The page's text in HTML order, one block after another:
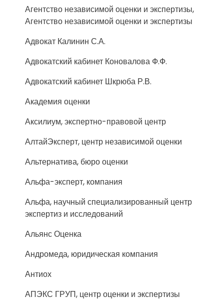
Агентство независимой оценки и экспертизы,
Агентство независимой оценки и экспертизы
Адвокат Калинин С.А.
Адвокатский кабинет Коновалова Ф.Ф.
Адвокатский кабинет Шкрюба Р.В.
Академия оценки
Аксилиум, экспертно-правовой центр
АлтайЭксперт, центр независимой оценки
Альтернатива, бюро оценки
Альфа-эксперт, компания
Альфа, научный специализированный центр
экспертиз и исследований
Альянс Оценка
Андромеда, юридическая компания
Антиох
АПЭКС ГРУП, центр оценки и экспертизы